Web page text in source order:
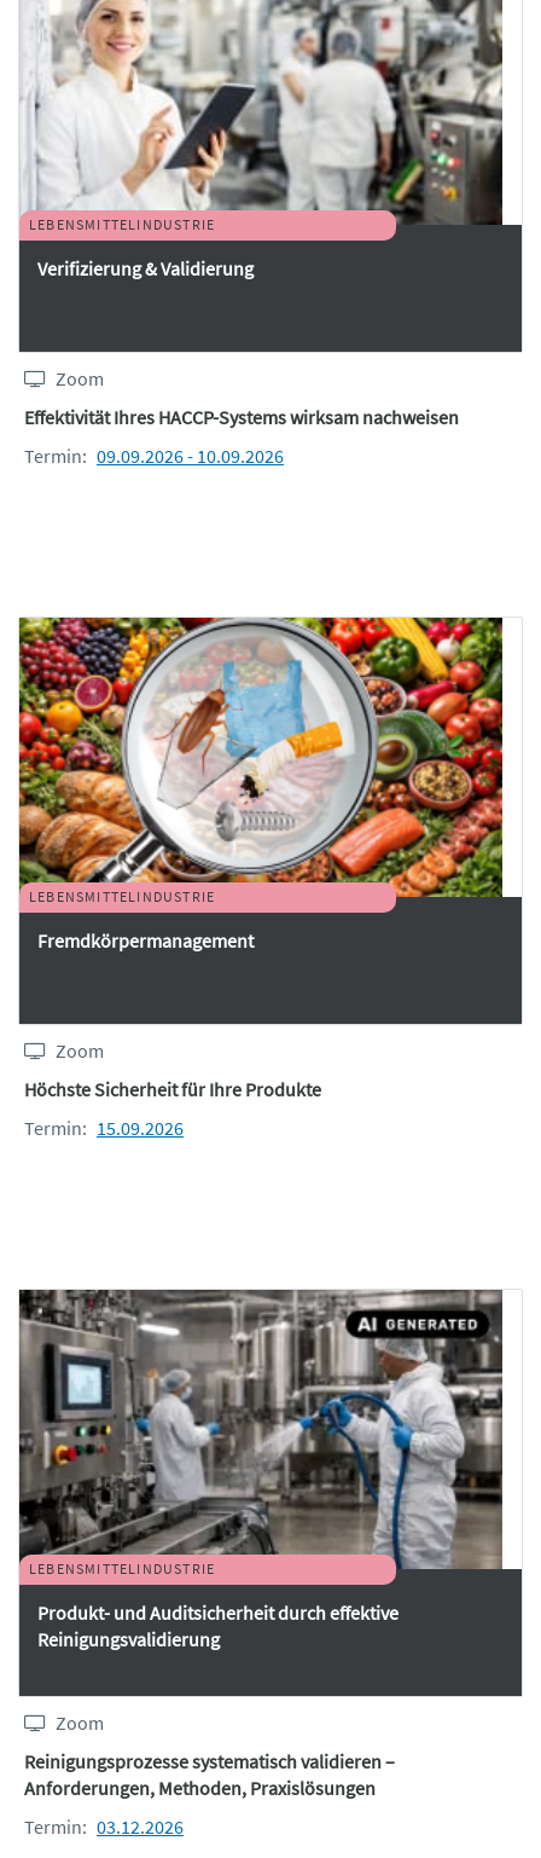
LEBENSMITTELINDUSTRIE
Verifizierung & Validierung
Zoom
Effektivität Ihres HACCP-Systems wirksam nachweisen
Termin: 09.09.2026 - 10.09.2026
LEBENSMITTELINDUSTRIE
Fremdkörpermanagement
Zoom
Höchste Sicherheit für Ihre Produkte
Termin: 15.09.2026
LEBENSMITTELINDUSTRIE
Produkt- und Auditsicherheit durch effektive
Reinigungsvalidierung
Zoom
Reinigungsprozesse systematisch validieren –
Anforderungen, Methoden, Praxislösungen
Termin: 03.12.2026